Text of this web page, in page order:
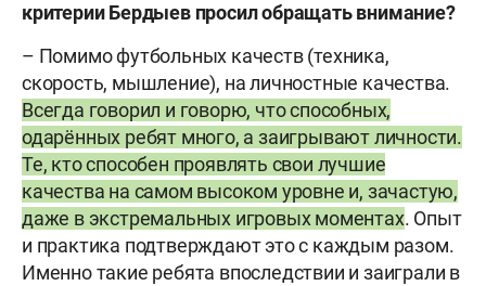
критерии Бердыев просил обращать внимание?
– Помимо футбольных качеств (техника,
скорость, мышление), на личностные качества.
Всегда говорил и говорю, что способных,
одарённых ребят много, а заигрывают личности.
Те, кто способен проявлять свои лучшие
качества на самом высоком уровне и, зачастую,
даже в экстремальных игровых моментах. Опыт
и практика подтверждают это с каждым разом.
Именно такие ребята впоследствии и заиграли в